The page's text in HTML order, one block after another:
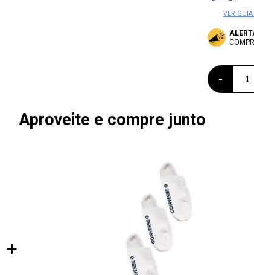
VER
-
Aproveite e compre junto
+